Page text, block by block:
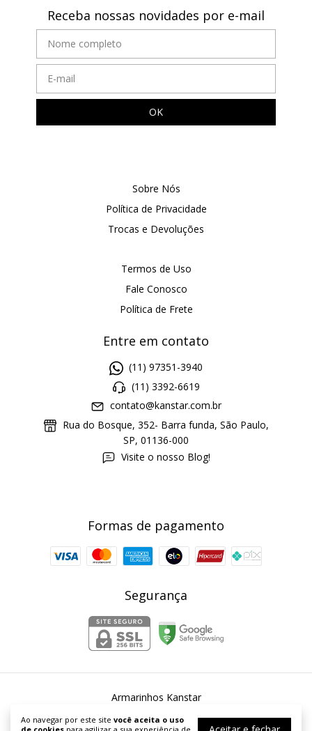
Ao navegar por este site você aceita o uso
Receba nossas novidades por e-mail
Sobre Nós
Política de Privacidade
Trocas e Devoluções
Termos de Uso
Fale Conosco
Política de Frete
Entre em contato
(11) 97351-3940
(11) 3392-6619
contato@kanstar.com.br
Rua do Bosque, 352- Barra funda, São Paulo,
SP, 01136-000
Visite o nosso Blog!
Formas de pagamento
Segurança
Armarinhos Kanstar
reservados.